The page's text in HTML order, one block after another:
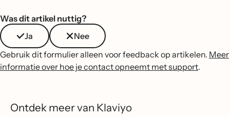
Was dit artikel nuttig?
Ja
Nee
Gebruik dit formulier alleen voor feedback op artikelen. Meer
informatie over hoe je contact opneemt met support.
Ontdek meer van Klaviyo